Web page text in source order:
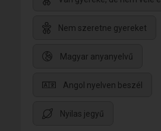
Nem szeretne gyereket
Magyar anyanyelvű
Angol nyelven beszél
Nyilas jegyű